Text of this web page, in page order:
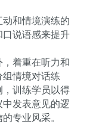
和情境演练的
说语感来提升
着重在听力和
情境对话练
训练学员以得
发表意见的逻
专业风采。